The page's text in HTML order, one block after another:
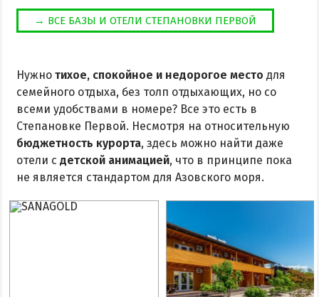
→ ВСЕ БАЗЫ И ОТЕЛИ СТЕПАНОВКИ ПЕРВОЙ
Нужно тихое, спокойное и недорогое место для
семейного отдыха, без толп отдыхающих, но со
всеми удобствами в номере? Все это есть в
Степановке Первой. Несмотря на относительную
бюджетность курорта, здесь можно найти даже
отели с детской анимацией, что в принципе пока
не является стандартом для Азовского моря.